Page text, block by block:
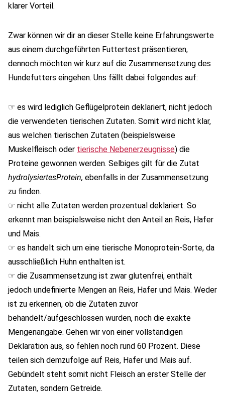
klarer Vorteil.
Zwar können wir dir an dieser Stelle keine Erfahrungswerte
aus einem durchgeführten Futtertest präsentieren,
dennoch möchten wir kurz auf die Zusammensetzung des
Hundefutters eingehen. Uns fällt dabei folgendes auf:
☞ es wird lediglich Geflügelprotein deklariert, nicht jedoch
die verwendeten tierischen Zutaten. Somit wird nicht klar,
aus welchen tierischen Zutaten (beispielsweise
Muskelfleisch oder tierische Nebenerzeugnisse) die
Proteine gewonnen werden. Selbiges gilt für die Zutat
hydrolysiertesProtein, ebenfalls in der Zusammensetzung
zu finden.
☞ nicht alle Zutaten werden prozentual deklariert. So
erkennt man beispielsweise nicht den Anteil an Reis, Hafer
und Mais.
☞ es handelt sich um eine tierische Monoprotein-Sorte, da
ausschließlich Huhn enthalten ist.
☞ die Zusammensetzung ist zwar glutenfrei, enthält
jedoch undefinierte Mengen an Reis, Hafer und Mais. Weder
ist zu erkennen, ob die Zutaten zuvor
behandelt/aufgeschlossen wurden, noch die exakte
Mengenangabe. Gehen wir von einer vollständigen
Deklaration aus, so fehlen noch rund 60 Prozent. Diese
teilen sich demzufolge auf Reis, Hafer und Mais auf.
Gebündelt steht somit nicht Fleisch an erster Stelle der
Zutaten, sondern Getreide.